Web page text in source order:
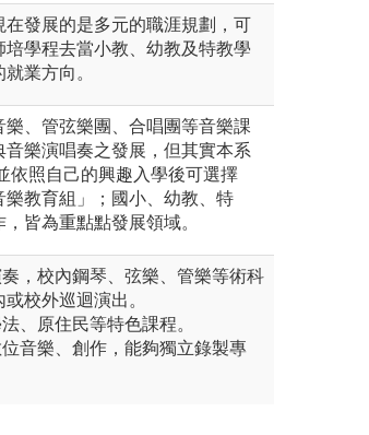
發展的是多元的職涯規劃，可
學程去當小教、幼教及特教學
業方向。
、管弦樂團、合唱團等音樂課
樂演唱奏之發展，但其實本系
依照自己的興趣入學後可選擇
樂教育組」；國小、幼教、特
皆為重點點發展領域。
，校內鋼琴、弦樂、管樂等術科
校外巡迴演出。
、原住民等特色課程。
音樂、創作，能夠獨立錄製專